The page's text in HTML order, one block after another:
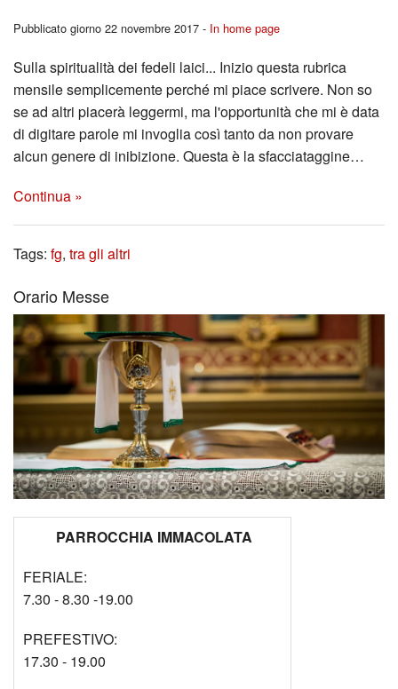
Pubblicato giorno 22 novembre 2017 - In home page
Sulla spiritualità dei fedeli laici... Inizio questa rubrica
mensile semplicemente perché mi piace scrivere. Non so
se ad altri piacerà leggermi, ma l'opportunità che mi è data
di digitare parole mi invoglia così tanto da non provare
alcun genere di inibizione. Questa è la sfacciataggine…
Continua »
Tags: fg, tra gli altri
Orario Messe
PARROCCHIA IMMACOLATA
FERIALE:
7.30 - 8.30 -19.00
PREFESTIVO:
17.30 - 19.00